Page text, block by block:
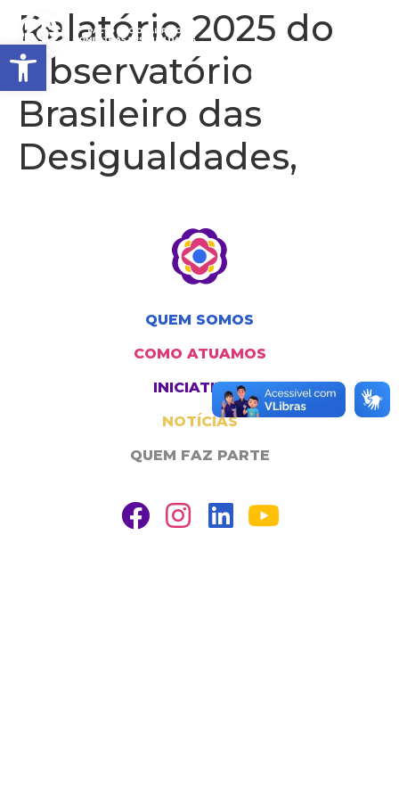
Barra de Ferramentas Aberta
Relatório 2025 do
Observatório
Brasileiro das
Desigualdades,
QUEM SOMOS
COMO ATUAMOS
INICIATIVAS
NOTÍCIAS
QUEM FAZ PARTE